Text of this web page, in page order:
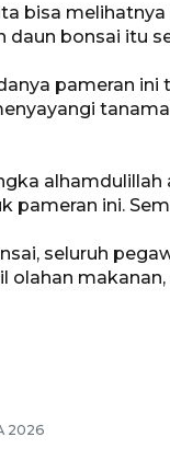
bisa
daun bonsai itu
pameran
alhamdulillah
pameran ini.
seluruh
olahan
2026